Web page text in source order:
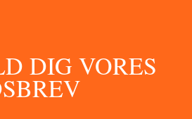
DIG VORES